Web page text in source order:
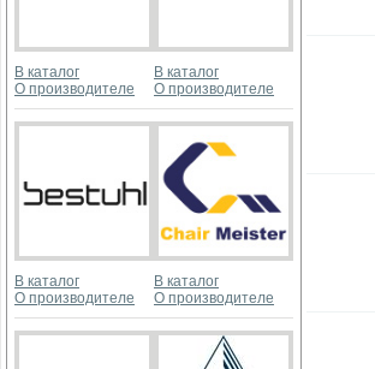
В каталог
О производителе
В каталог
О производителе
В каталог
О производителе
В каталог
О производителе